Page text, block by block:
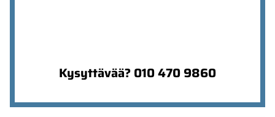
Kysyttävää? 010 470 9860